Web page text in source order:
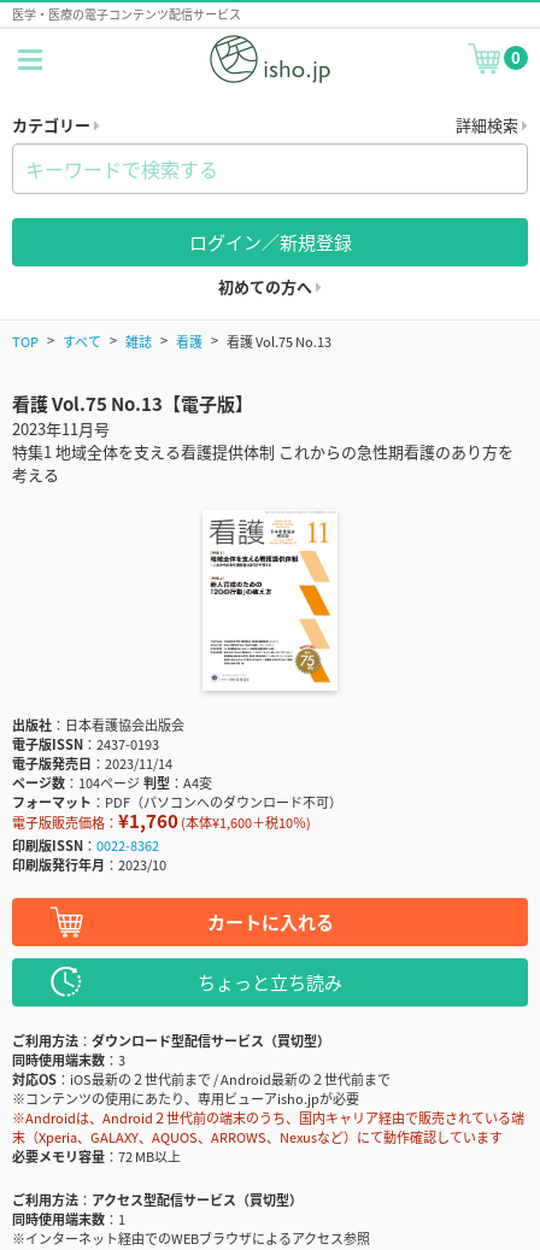
医学・医療の電子コンテンツ配信サービス
0
カテゴリー 詳細検索
ログイン／新規登録
初めての方へ
TOP すべて 雑誌 看護 看護 Vol.75 No.13
看護 Vol.75 No.13【電子版】
2023年11月号
特集1 地域全体を支える看護提供体制 これからの急性期看護のあり方を
考える
出版社
日本看護協会出版会
電子版ISSN
2437-0193
電子版発売日
2023/11/14
ページ数
104ページ判型
A4変
フォーマット
PDF（パソコンへのダウンロード不可）
電子版販売価格： ¥1,760(本体¥1,600＋税10％)
印刷版ISSN
0022-8362
印刷版発行年月
2023/10
カートに入れる
ちょっと立ち読み
ご利用方法
ダウンロード型配信サービス（買切型）
同時使用端末数
3
対応OS
iOS最新の２世代前まで / Android最新の２世代前まで
※コンテンツの使用にあたり、専用ビューアisho.jpが必要
※Androidは、Android２世代前の端末のうち、国内キャリア経由で販売されている端
末（Xperia、GALAXY、AQUOS、ARROWS、Nexusなど）にて動作確認しています
必要メモリ容量
72 MB以上
ご利用方法
アクセス型配信サービス（買切型）
同時使用端末数
1
※インターネット経由でのWEBブラウザによるアクセス参照